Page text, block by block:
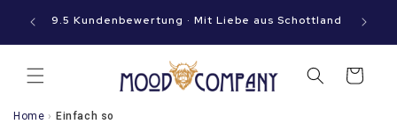
zum
macht
9.5 Kundenbewertung · Mit Liebe aus Schottland
Warenkorb
Home › Einfach so